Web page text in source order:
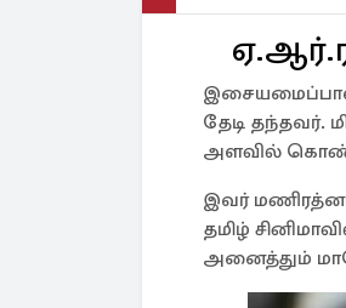
தேடி தந்தவர்.
அளவில்
இவர்
தமிழ்
அனைத்தும்